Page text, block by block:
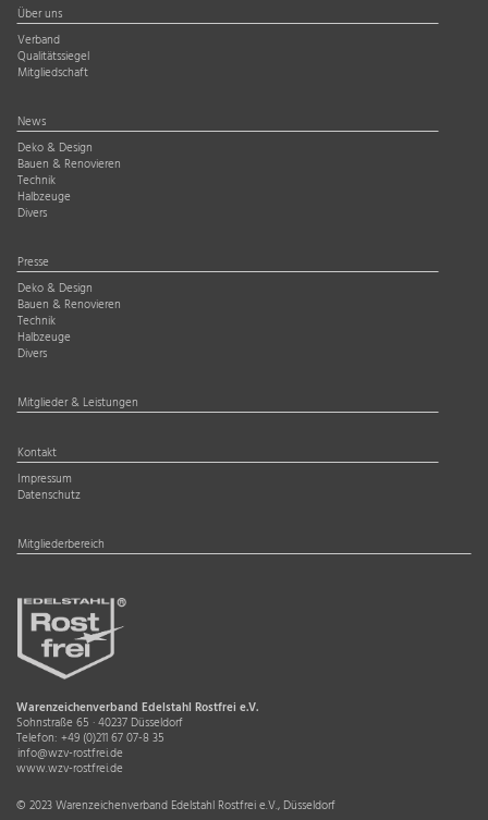
Über uns
Verband
Qualitätssiegel
Mitgliedschaft
News
Deko & Design
Bauen & Renovieren
Technik
Halbzeuge
Divers
Presse
Deko & Design
Bauen & Renovieren
Technik
Halbzeuge
Divers
Mitglieder & Leistungen
Kontakt
Impressum
Datenschutz
Mitgliederbereich
Warenzeichenverband Edelstahl Rostfrei e.V.
Sohnstraße 65 · 40237 Düsseldorf
Telefon: +49 (0)211 67 07-8 35
info@wzv-rostfrei.de
www.wzv-rostfrei.de
© 2023 Warenzeichenverband Edelstahl Rostfrei e.V., Düsseldorf